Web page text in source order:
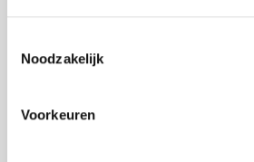
Noodzakelijk
Voorkeuren
4 fonteinen